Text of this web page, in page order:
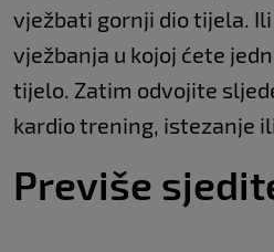
vježbati gornji dio tijela.
vježbanja u kojoj ćete
tijelo. Zatim odvojite
kardio trening, istezanje
Previše